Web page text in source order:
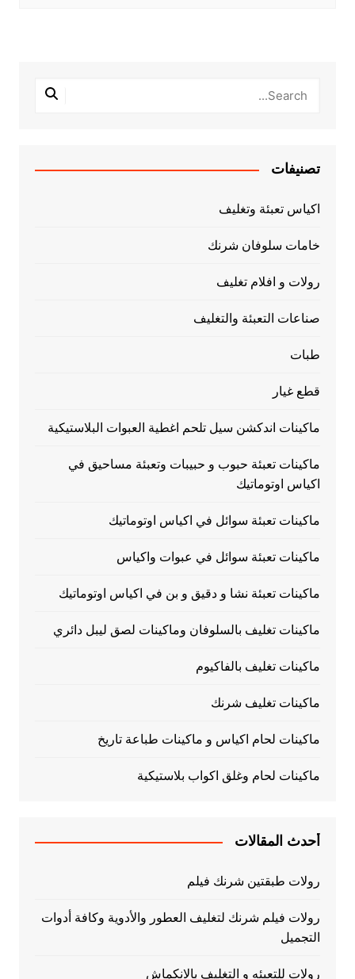
تصنيفات
اكياس تعبئة وتغليف
خامات سلوفان شرنك
رولات و افلام تغليف
صناعات التعبئة والتغليف
طبات
قطع غيار
ماكينات اندكشن سيل تلحم اغطية العبوات البلاستيكية
ماكينات تعبئة حبوب و حبيبات وتعبئة مساحيق في
اكياس اوتوماتيك
ماكينات تعبئة سوائل في اكياس اوتوماتيك
ماكينات تعبئة سوائل في عبوات واكياس
ماكينات تعبئة نشا و دقيق و بن في اكياس اوتوماتيك
ماكينات تغليف بالسلوفان وماكينات لصق ليبل دائري
ماكينات تغليف بالفاكيوم
ماكينات تغليف شرنك
ماكينات لحام اكياس و ماكينات طباعة تاريخ
ماكينات لحام وغلق اكواب بلاستيكية
أحدث المقالات
رولات طبقتين شرنك فيلم
رولات فيلم شرنك لتغليف العطور والأدوية وكافة أدوات
التجميل
رولات للتعبئه و التغليف بالانكماش